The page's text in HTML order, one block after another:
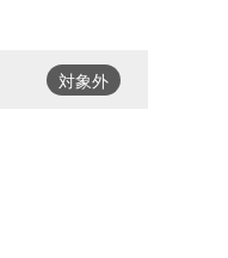
対象外